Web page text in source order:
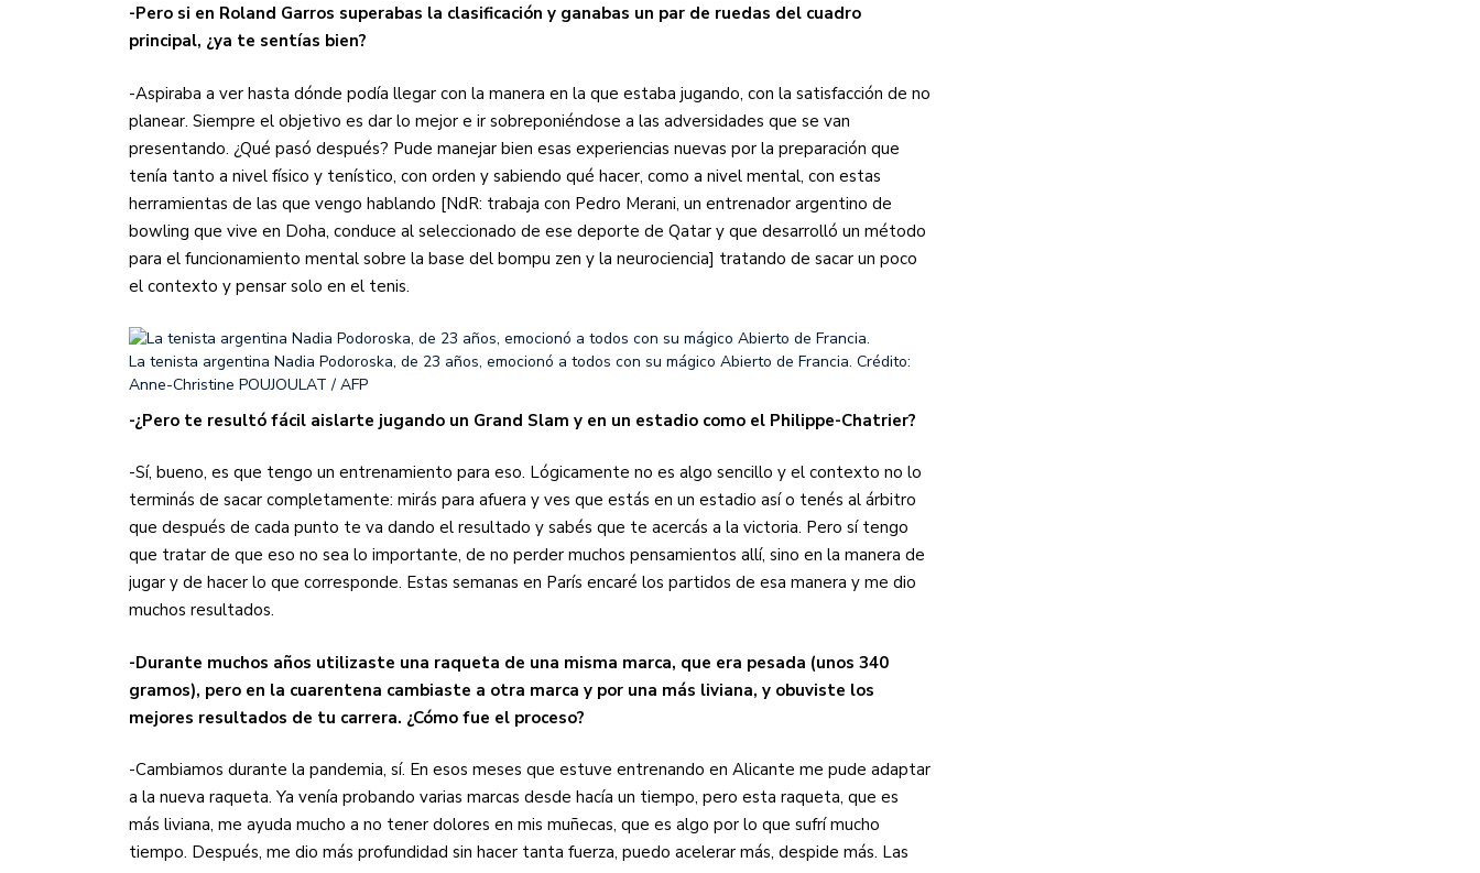
-Pero si en Roland Garros superabas la clasificación y ganabas un par de ruedas del cuadro
principal, ¿ya te sentías bien?
-Aspiraba a ver hasta dónde podía llegar con la manera en la que estaba jugando, con la satisfacción de no
planear. Siempre el objetivo es dar lo mejor e ir sobreponiéndose a las adversidades que se van
presentando. ¿Qué pasó después? Pude manejar bien esas experiencias nuevas por la preparación que
tenía tanto a nivel físico y tenístico, con orden y sabiendo qué hacer, como a nivel mental, con estas
herramientas de las que vengo hablando [NdR: trabaja con Pedro Merani, un entrenador argentino de
bowling que vive en Doha, conduce al seleccionado de ese deporte de Qatar y que desarrolló un método
para el funcionamiento mental sobre la base del bompu zen y la neurociencia] tratando de sacar un poco
el contexto y pensar solo en el tenis.
La tenista argentina Nadia Podoroska, de 23 años, emocionó a todos con su mágico Abierto de Francia. Crédito:
Anne-Christine POUJOULAT / AFP
-¿Pero te resultó fácil aislarte jugando un Grand Slam y en un estadio como el Philippe-Chatrier?
-Sí, bueno, es que tengo un entrenamiento para eso. Lógicamente no es algo sencillo y el contexto no lo
terminás de sacar completamente: mirás para afuera y ves que estás en un estadio así o tenés al árbitro
que después de cada punto te va dando el resultado y sabés que te acercás a la victoria. Pero sí tengo
que tratar de que eso no sea lo importante, de no perder muchos pensamientos allí, sino en la manera de
jugar y de hacer lo que corresponde. Estas semanas en París encaré los partidos de esa manera y me dio
muchos resultados.
-Durante muchos años utilizaste una raqueta de una misma marca, que era pesada (unos 340
gramos), pero en la cuarentena cambiaste a otra marca y por una más liviana, y obuviste los
mejores resultados de tu carrera. ¿Cómo fue el proceso?
-Cambiamos durante la pandemia, sí. En esos meses que estuve entrenando en Alicante me pude adaptar
a la nueva raqueta. Ya venía probando varias marcas desde hacía un tiempo, pero esta raqueta, que es
más liviana, me ayuda mucho a no tener dolores en mis muñecas, que es algo por lo que sufrí mucho
tiempo. Después, me dio más profundidad sin hacer tanta fuerza, puedo acelerar más, despide más. Las